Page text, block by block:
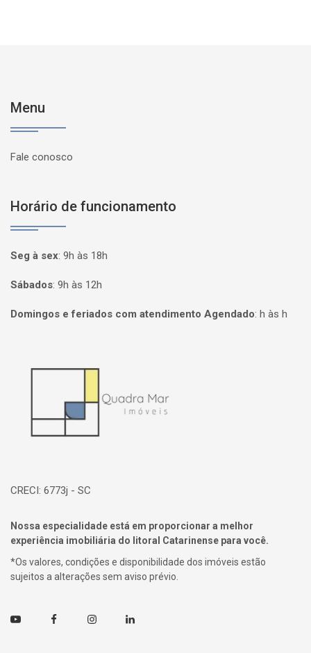
Menu
Fale conosco
Horário de funcionamento
Seg à sex: 9h às 18h
Sábados: 9h às 12h
Domingos e feriados com atendimento Agendado: h às h
CRECI: 6773j - SC
Nossa especialidade está em proporcionar a melhor
experiência imobiliária do litoral Catarinense para você.
*Os valores, condições e disponibilidade dos imóveis estão
sujeitos a alterações sem aviso prévio.
Youtube FacebookInstagramLinkedin